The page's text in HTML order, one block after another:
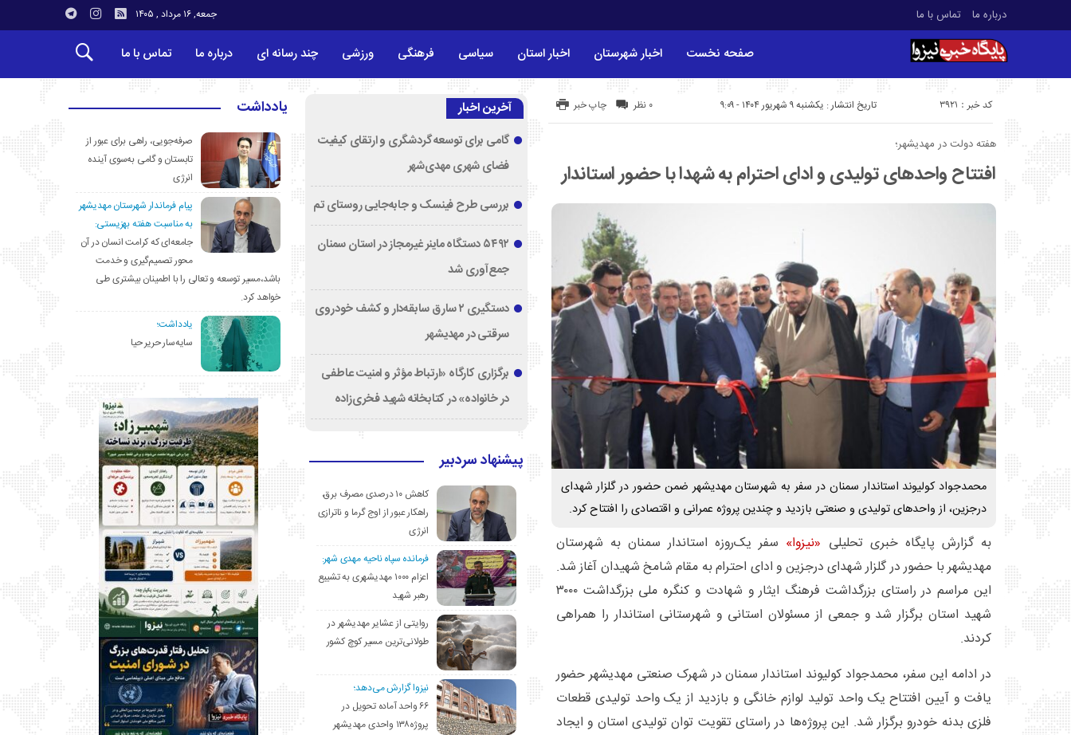
درباره ما تماس با ما جمعه, ۱۶ مرداد , ۱۴۰۵
صفحه نخست اخبار شهرستان اخبار استان سیاسی فرهنگی ورزشی چند رسانه ای درباره ما تماس با ما
تاریخ انتشار : یکشنبه ۹ شهریور ۱۴۰۴ - ۹:۰۹ کد خبر : 3921 چاپ خبر ۰ نظر
هفته دولت در مهدیشهر؛
افتتاح واحدهای تولیدی و ادای احترام به شهدا با حضور استاندار
محمدجواد کولیوند استاندار سمنان در سفر به شهرستان مهدیشهر ضمن حضور در گلزار شهدای
درجزین، از واحدهای تولیدی و صنعتی بازدید و چندین پروژه عمرانی و اقتصادی را افتتاح کرد.
به گزارش پایگاه خبری تحلیلی «نیزوا» سفر یک‌روزه استاندار سمنان به شهرستان
مهدیشهر با حضور در گلزار شهدای درجزین و ادای احترام به مقام شامخ شهیدان آغاز شد.
این مراسم در راستای بزرگداشت فرهنگ ایثار و شهادت و کنگره ملی بزرگداشت ۳۰۰۰
شهید استان برگزار شد و جمعی از مسئولان استانی و شهرستانی استاندار را همراهی
کردند.
در ادامه این سفر، محمدجواد کولیوند استاندار سمنان در شهرک صنعتی مهدیشهر حضور
یافت و آیین افتتاح یک واحد تولید لوازم خانگی و بازدید از یک واحد تولیدی قطعات
فلزی بدنه خودرو برگزار شد. این پروژه‌ها در راستای تقویت توان تولیدی استان و ایجاد
آخرین اخبار
گامی برای توسعه گردشگری و ارتقای کیفیت
فضای شهری مهدی‌شهر
بررسی طرح فینسک و جابه‌جایی روستای تم
۵۴۹۲ دستگاه ماینر غیرمجاز در استان سمنان
جمع‌آوری شد
دستگیری ۲ سارق سابقه‌دار و کشف خودروی
سرقتی در مهدیشهر
برگزاری کارگاه «ارتباط مؤثر و امنیت عاطفی
در خانواده» در کتابخانه شهید فخری‌زاده
پیشنهاد سردبیر
کاهش ۱۰ درصدی مصرف برق،
راهکار عبور از اوج گرما و ناترازی
انرژی
فرمانده سپاه ناحیه مهدی شهر:
اعزام ۱۰۰۰ مهدیشهری به تشییع
رهبر شهید
روایتی از عشایر مهدیشهر در
طولانی‌ترین مسیر کوچ کشور
نیزوا گزارش می‌دهد؛
۶۶ واحد آماده تحویل در
پروژه۱۳۸ واحدی مهدیشهر
یادداشت
صرفه‌جویی، راهی برای عبور از
تابستان و گامی به‌سوی آینده
انرژی
پیام فرماندار شهرستان مهدیشهر
به مناسبت هفته بهزیستی:
جامعه‌ای که کرامت انسان در آن
محور تصمیم‌گیری و خدمت
باشد،مسیر توسعه و تعالی را با اطمینان بیشتری طی
خواهد کرد.
یادداشت؛
سایه‌سار حریر حیا